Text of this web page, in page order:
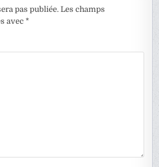
pas publiée. Les champs
avec*